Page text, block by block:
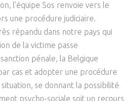
l’équipe Sos renvoie vers le
une procédure judiciaire.
répandu dans notre pays qui
de la victime passe
pénale, la Belgique
cas et adopter une procédure
se donnant la possibilité
psycho-sociale soit un recours